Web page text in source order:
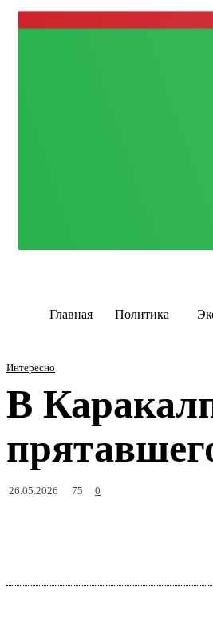
Главная Политика
Интересно
В
26.05.2026 75 0